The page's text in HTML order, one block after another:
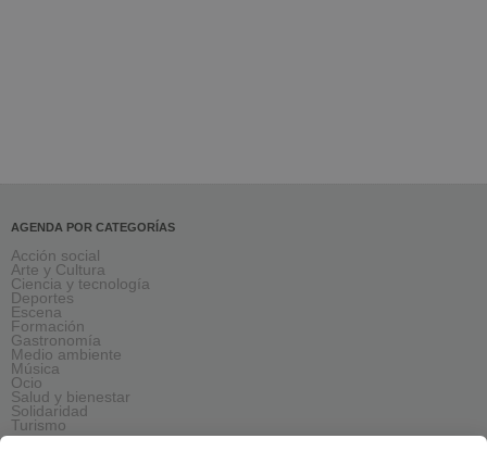
AGENDA POR CATEGORÍAS
Acción social
Arte y Cultura
Ciencia y tecnología
Deportes
Escena
Formación
Gastronomía
Medio ambiente
Música
Ocio
Salud y bienestar
Solidaridad
Turismo